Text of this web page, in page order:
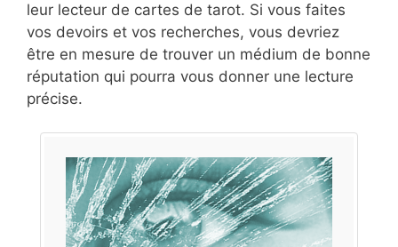
leur lecteur de cartes de tarot. Si vous faites
vos devoirs et vos recherches, vous devriez
être en mesure de trouver un médium de bonne
réputation qui pourra vous donner une lecture
précise.